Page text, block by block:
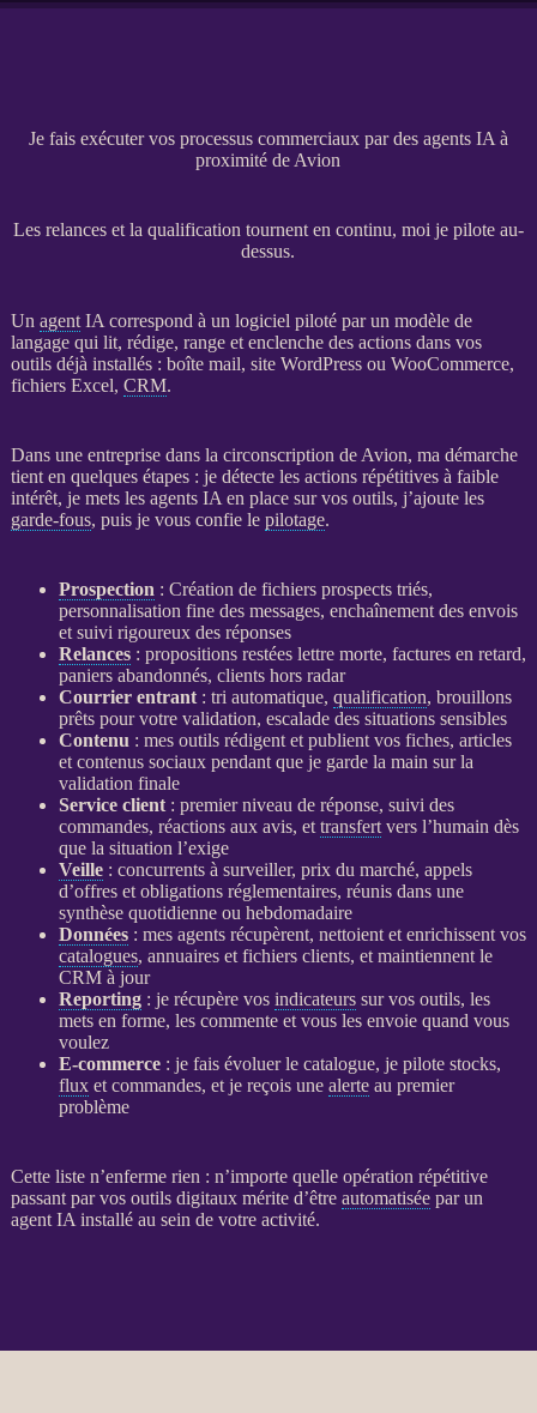
Je fais exécuter vos processus commerciaux par des agents IA à
proximité de Avion
Les relances et la qualification tournent en continu, moi je pilote au-
dessus.
Un agent IA correspond à un logiciel piloté par un modèle de
langage qui lit, rédige, range et enclenche des actions dans vos
outils déjà installés : boîte mail, site WordPressou WooCommerce,
fichiers Excel, CRM.
Dans une entreprise dans la circonscription de Avion, ma démarche
tient en quelques étapes : je détecte les actions répétitives à faible
intérêt, je mets les agents IA en place sur vos outils, j’ajoute les
garde-fous, puis je vous confie le pilotage.
Prospection : Création de fichiers prospectstriés,
personnalisation fine des messages, enchaînement des envois
et suivi rigoureux des réponses
Relances: propositions restées lettre morte, factures en retard,
paniers abandonnés, clients hors radar
Courrier entrant: tri automatique, qualification, brouillons
prêts pour votre validation, escalade des situations sensibles
Contenu : mes outils rédigent et publient vos fiches, articles
et contenus sociaux pendant que je garde la main sur la
validation finale
Service client: premier niveau de réponse, suivi des
commandes, réactions aux avis, et transfertvers l’humain dès
que la situation l’exige
Veille: concurrents à surveiller, prix du marché, appels
d’offres et obligations réglementaires, réunis dans une
synthèse quotidienne ou hebdomadaire
Données: mes agentsrécupèrent, nettoient et enrichissent vos
catalogues, annuaires et fichiers clients, et maintiennent le
CRMà jour
Reporting: je récupère vos indicateurssur vos outils, les
mets en forme, les commente et vous les envoie quand vous
voulez
E-commerce: je fais évoluer le catalogue, je pilote stocks,
fluxet commandes, et je reçois une alerteau premier
problème
Cette liste n’enferme rien : n’importe quelle opération répétitive
passant par vos outils digitaux mérite d’être automatiséepar un
agent IA installé au sein de votre activité.